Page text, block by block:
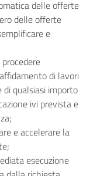
delle offerte
delle offerte
e
di lavori
di qualsiasi importo
ivi prevista e
e accelerare la
esecuzione